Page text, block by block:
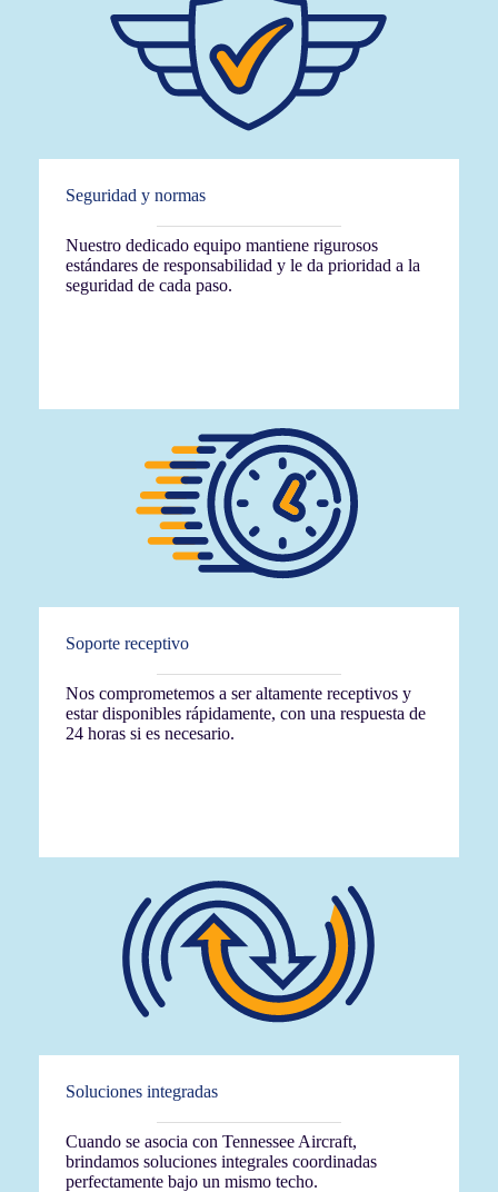
Seguridad y normas
Nuestro dedicado equipo mantiene rigurosos
estándares de responsabilidad y le da prioridad a la
seguridad de cada paso.
Soporte receptivo
Nos comprometemos a ser altamente receptivos y
estar disponibles rápidamente, con una respuesta de
24 horas si es necesario.
Soluciones integradas
Cuando se asocia con Tennessee Aircraft,
brindamos soluciones integrales coordinadas
perfectamente bajo un mismo techo.